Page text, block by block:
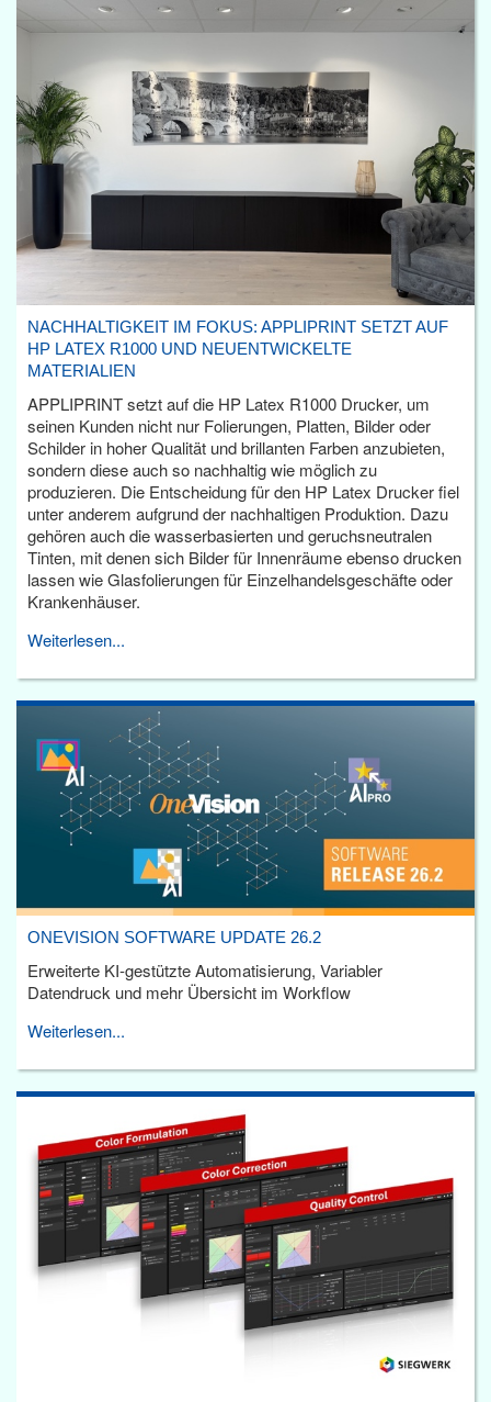
NACHHALTIGKEIT IM FOKUS: APPLIPRINT SETZT AUF
HP LATEX R1000 UND NEUENTWICKELTE
MATERIALIEN
APPLIPRINT setzt auf die HP Latex R1000 Drucker, um
seinen Kunden nicht nur Folierungen, Platten, Bilder oder
Schilder in hoher Qualität und brillanten Farben anzubieten,
sondern diese auch so nachhaltig wie möglich zu
produzieren. Die Entscheidung für den HP Latex Drucker fiel
unter anderem aufgrund der nachhaltigen Produktion. Dazu
gehören auch die wasserbasierten und geruchsneutralen
Tinten, mit denen sich Bilder für Innenräume ebenso drucken
lassen wie Glasfolierungen für Einzelhandelsgeschäfte oder
Krankenhäuser.
Weiterlesen...
ONEVISION SOFTWARE UPDATE 26.2
Erweiterte KI-gestützte Automatisierung, Variabler
Datendruck und mehr Übersicht im Workflow
Weiterlesen...